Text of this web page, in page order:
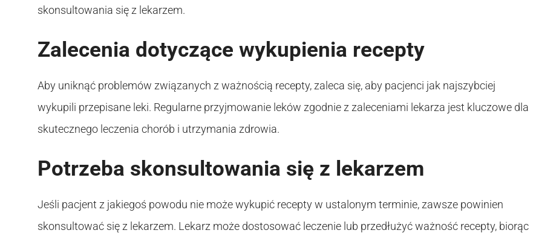
skonsultowania się z lekarzem.
Zalecenia dotyczące wykupienia recepty
Aby uniknąć problemów związanych z ważnością recepty, zaleca się, aby pacjenci jak najszybciej
wykupili przepisane leki. Regularne przyjmowanie leków zgodnie z zaleceniami lekarza jest kluczowe dla
skutecznego leczenia chorób i utrzymania zdrowia.
Potrzeba skonsultowania się z lekarzem
Jeśli pacjent z jakiegoś powodu nie może wykupić recepty w ustalonym terminie, zawsze powinien
skonsultować się z lekarzem. Lekarz może dostosować leczenie lub przedłużyć ważność recepty, biorąc